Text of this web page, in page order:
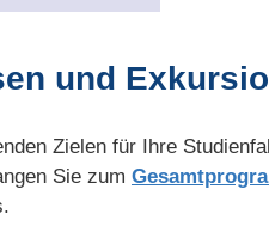
und
Zielen für Ihre
Sie zum